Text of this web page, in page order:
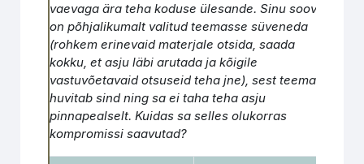
vaevaga ära teha koduse ülesande. Sinu soov
on põhjalikumalt valitud teemasse süveneda
(rohkem erinevaid materjale otsida, saada
kokku, et asju läbi arutada ja kõigile
vastuvõetavaid otsuseid teha jne), sest teema
huvitab sind ning sa ei taha teha asju
pinnapealselt. Kuidas sa selles olukorras
kompromissi saavutad?